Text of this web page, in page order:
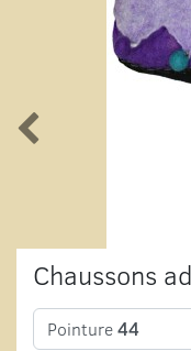
Chaussons
Pointure44